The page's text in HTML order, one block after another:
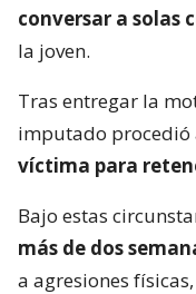
conversar a solas
la joven.
Tras entregar la
imputado procedió
víctima para
Bajo estas
más de dos
a agresiones